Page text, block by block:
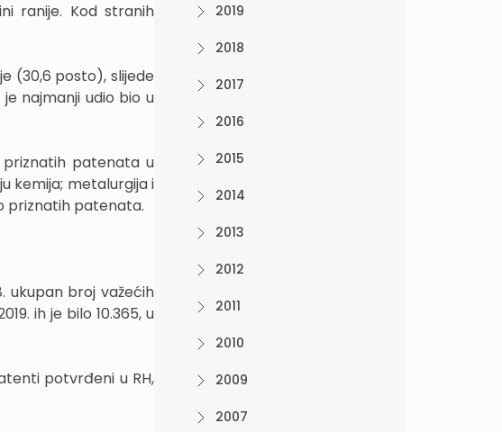
ranije. Kod stranih
(30,6 posto), slijede
najmanji udio bio u
priznatih patenata u
kemija; metalurgija i
priznatih patenata.
ukupan broj važećih
ih je bilo 10.365, u
potvrđeni u RH,
2019
2018
2017
2016
2015
2014
2013
2012
2011
2010
2009
2007